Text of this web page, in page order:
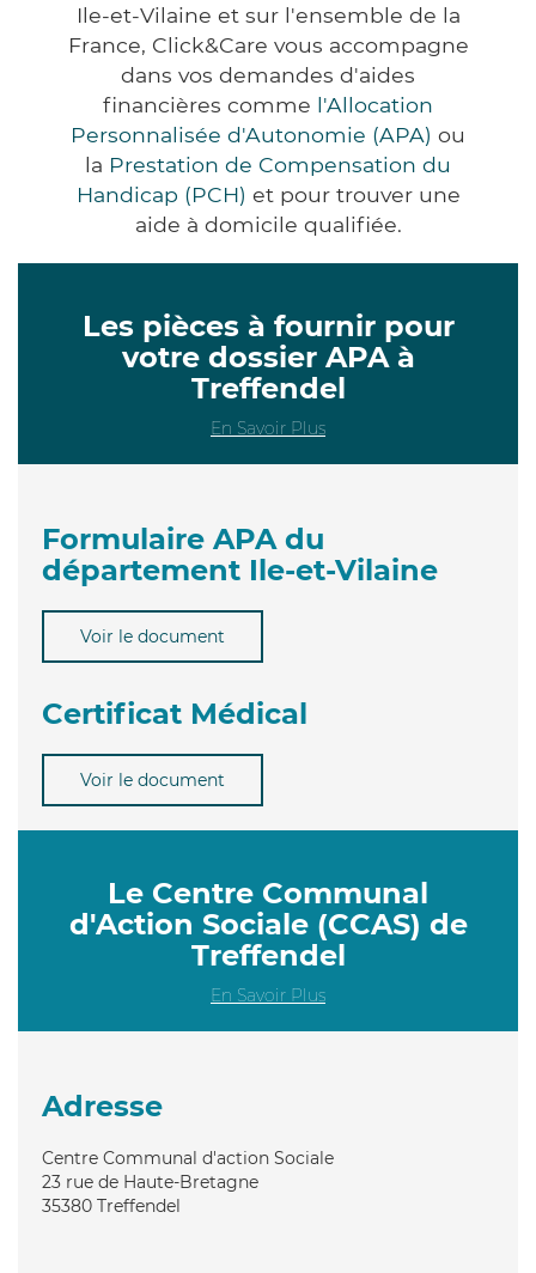
Ile-et-Vilaine et sur l'ensemble de la
France, Click&Care vous accompagne
dans vos demandes d'aides
financières comme l'Allocation
Personnalisée d'Autonomie (APA) ou
la Prestation de Compensation du
Handicap (PCH) et pour trouver une
aide à domicile qualifiée.
Les pièces à fournir pour
votre dossier APA à
Treffendel
En Savoir Plus
Formulaire APA du
département Ile-et-Vilaine
Voir le document
Certificat Médical
Voir le document
Le Centre Communal
d'Action Sociale (CCAS) de
Treffendel
En Savoir Plus
Adresse
Centre Communal d'action Sociale
23 rue de Haute-Bretagne
35380 Treffendel